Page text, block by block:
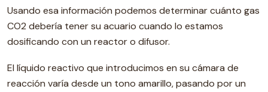
Usando esa información podemos determinar cuánto gas
CO2 debería tener su acuario cuando lo estamos
dosificando con un reactor o difusor.
El líquido reactivo que introducimos en su cámara de
reacción varía desde un tono amarillo, pasando por un